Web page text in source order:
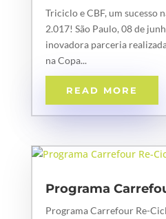
Triciclo e CBF, um sucesso
2.017! São Paulo, 08 de
inovadora parceria
na Copa...
READ MORE
Programa
Programa Carrefour Re-